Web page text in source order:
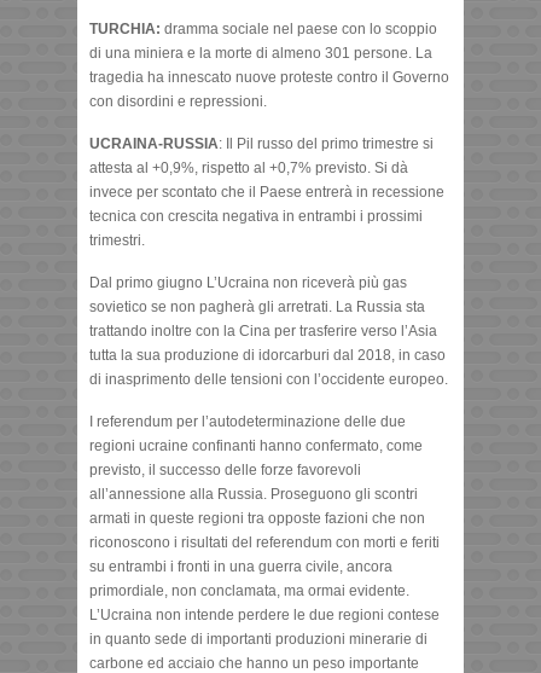
TURCHIA: dramma sociale nel paese con lo scoppio
di una miniera e la morte di almeno 301 persone. La
tragedia ha innescato nuove proteste contro il Governo
con disordini e repressioni.
UCRAINA-RUSSIA: Il Pil russo del primo trimestre si
attesta al +0,9%, rispetto al +0,7% previsto. Si dà
invece per scontato che il Paese entrerà in recessione
tecnica con crescita negativa in entrambi i prossimi
trimestri.
Dal primo giugno L’Ucraina non riceverà più gas
sovietico se non pagherà gli arretrati. La Russia sta
trattando inoltre con la Cina per trasferire verso l’Asia
tutta la sua produzione di idorcarburi dal 2018, in caso
di inasprimento delle tensioni con l’occidente europeo.
I referendum per l’autodeterminazione delle due
regioni ucraine confinanti hanno confermato, come
previsto, il successo delle forze favorevoli
all’annessione alla Russia. Proseguono gli scontri
armati in queste regioni tra opposte fazioni che non
riconoscono i risultati del referendum con morti e feriti
su entrambi i fronti in una guerra civile, ancora
primordiale, non conclamata, ma ormai evidente.
L’Ucraina non intende perdere le due regioni contese
in quanto sede di importanti produzioni minerarie di
carbone ed acciaio che hanno un peso importante